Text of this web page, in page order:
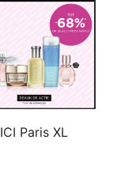
ICI Paris XL